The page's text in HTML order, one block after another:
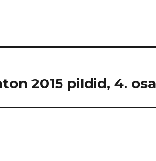
2015 pildid, 4. osa